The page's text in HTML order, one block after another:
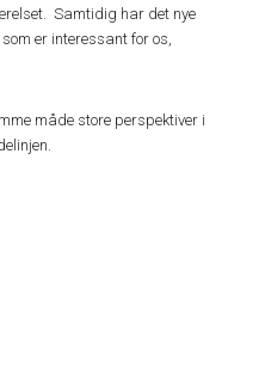
Samtidig har det nye
er interessant for os,
måde store perspektiver i